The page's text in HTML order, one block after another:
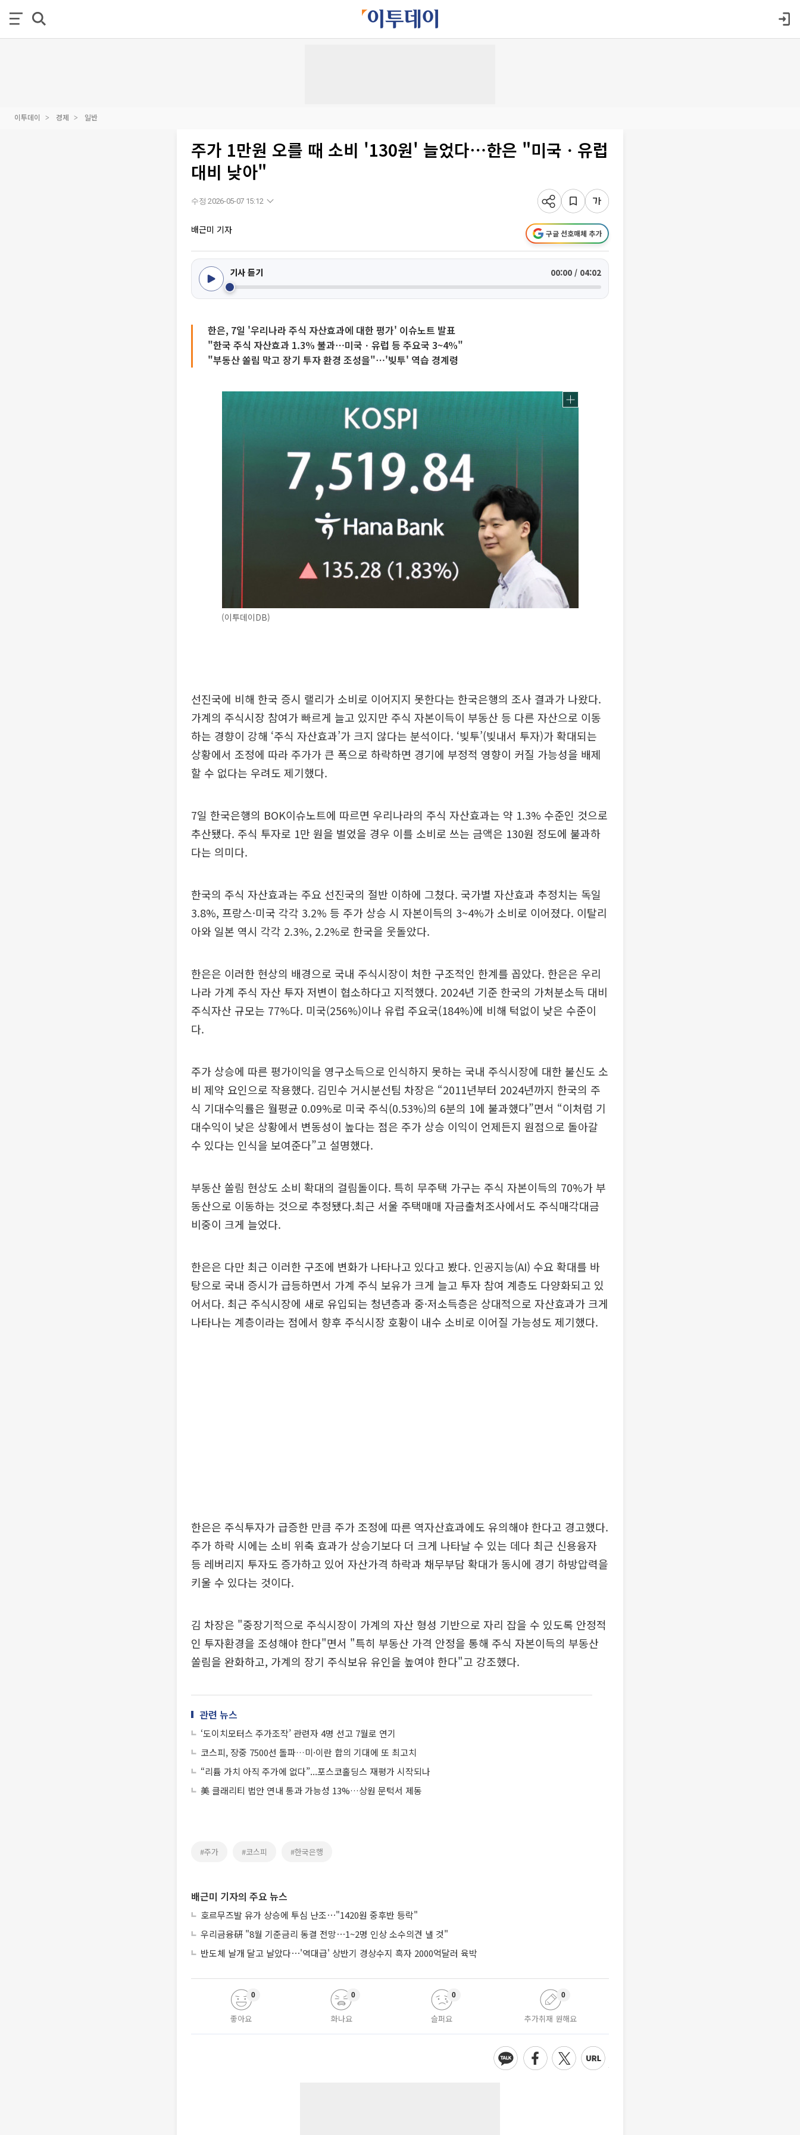
이투데이 경제 일반
주가 1만원 오를 때 소비 '130원' 늘었다⋯한은 "미국ㆍ유럽
대비 낮아"
수정 2026-05-07 15:12
배근미 기자 구글 선호매체 추가
기사 듣기 00:00 / 04:02
한은, 7일 '우리나라 주식 자산효과에 대한 평가' 이슈노트 발표
"한국 주식 자산효과 1.3% 불과⋯미국ㆍ유럽 등 주요국 3~4%"
"부동산 쏠림 막고 장기 투자 환경 조성을"⋯'빚투' 역습 경계령
(이투데이DB)
선진국에 비해 한국 증시 랠리가 소비로 이어지지 못한다는 한국은행의 조사 결과가 나왔다.
가계의 주식시장 참여가 빠르게 늘고 있지만 주식 자본이득이 부동산 등 다른 자산으로 이동
하는 경향이 강해 ‘주식 자산효과’가 크지 않다는 분석이다. ‘빚투’(빚내서 투자)가 확대되는
상황에서 조정에 따라 주가가 큰 폭으로 하락하면 경기에 부정적 영향이 커질 가능성을 배제
할 수 없다는 우려도 제기했다.
7일 한국은행의 BOK이슈노트에 따르면 우리나라의 주식 자산효과는 약 1.3% 수준인 것으로
추산됐다. 주식 투자로 1만 원을 벌었을 경우 이를 소비로 쓰는 금액은 130원 정도에 불과하
다는 의미다.
한국의 주식 자산효과는 주요 선진국의 절반 이하에 그쳤다. 국가별 자산효과 추정치는 독일
3.8%, 프랑스·미국 각각 3.2% 등 주가 상승 시 자본이득의 3~4%가 소비로 이어졌다. 이탈리
아와 일본 역시 각각 2.3%, 2.2%로 한국을 웃돌았다.
한은은 이러한 현상의 배경으로 국내 주식시장이 처한 구조적인 한계를 꼽았다. 한은은 우리
나라 가계 주식 자산 투자 저변이 협소하다고 지적했다. 2024년 기준 한국의 가처분소득 대비
주식자산 규모는 77%다. 미국(256%)이나 유럽 주요국(184%)에 비해 턱없이 낮은 수준이
다.
주가 상승에 따른 평가이익을 영구소득으로 인식하지 못하는 국내 주식시장에 대한 불신도 소
비 제약 요인으로 작용했다. 김민수 거시분선팀 차장은 “2011년부터 2024년까지 한국의 주
식 기대수익률은 월평균 0.09%로 미국 주식(0.53%)의 6분의 1에 불과했다”면서 “이처럼 기
대수익이 낮은 상황에서 변동성이 높다는 점은 주가 상승 이익이 언제든지 원점으로 돌아갈
수 있다는 인식을 보여준다”고 설명했다.
부동산 쏠림 현상도 소비 확대의 걸림돌이다. 특히 무주택 가구는 주식 자본이득의 70%가 부
동산으로 이동하는 것으로 추정됐다.최근 서울 주택매매 자금출처조사에서도 주식매각대금
비중이 크게 늘었다.
한은은 다만 최근 이러한 구조에 변화가 나타나고 있다고 봤다. 인공지능(AI) 수요 확대를 바
탕으로 국내 증시가 급등하면서 가계 주식 보유가 크게 늘고 투자 참여 계층도 다양화되고 있
어서다. 최근 주식시장에 새로 유입되는 청년층과 중·저소득층은 상대적으로 자산효과가 크게
나타나는 계층이라는 점에서 향후 주식시장 호황이 내수 소비로 이어질 가능성도 제기했다.
한은은 주식투자가 급증한 만큼 주가 조정에 따른 역자산효과에도 유의해야 한다고 경고했다.
주가 하락 시에는 소비 위축 효과가 상승기보다 더 크게 나타날 수 있는 데다 최근 신용융자
등 레버리지 투자도 증가하고 있어 자산가격 하락과 채무부담 확대가 동시에 경기 하방압력을
키울 수 있다는 것이다.
김 차장은 "중장기적으로 주식시장이 가계의 자산 형성 기반으로 자리 잡을 수 있도록 안정적
인 투자환경을 조성해야 한다"면서 "특히 부동산 가격 안정을 통해 주식 자본이득의 부동산
쏠림을 완화하고, 가계의 장기 주식보유 유인을 높여야 한다"고 강조했다.
관련 뉴스
‘도이치모터스 주가조작’ 관련자 4명 선고 7월로 연기
코스피, 장중 7500선 돌파…미·이란 합의 기대에 또 최고치
“리튬 가치 아직 주가에 없다”...포스코홀딩스 재평가 시작되나
美 클래리티 법안 연내 통과 가능성 13%…상원 문턱서 제동
#주가 #코스피 #한국은행
배근미 기자의 주요 뉴스
호르무즈발 유가 상승에 투심 난조⋯"1420원 중후반 등락"
우리금융硏 "8월 기준금리 동결 전망⋯1~2명 인상 소수의견 낼 것"
반도체 날개 달고 날았다⋯'역대급' 상반기 경상수지 흑자 2000억달러 육박
좋아요
0
화나요
0
슬퍼요
0
추가취재 원해요
0